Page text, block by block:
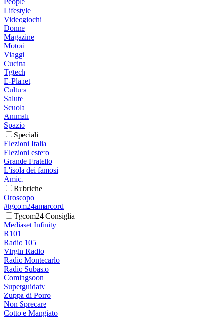
People
Lifestyle
Videogiochi
Donne
Magazine
Motori
Viaggi
Cucina
Tgtech
E-Planet
Cultura
Salute
Scuola
Animali
Spazio
Speciali
Elezioni Italia
Elezioni estero
Grande Fratello
L'isola dei famosi
Amici
Rubriche
Oroscopo
#tgcom24amarcord
Tgcom24 Consiglia
Mediaset Infinity
R101
Radio 105
Virgin Radio
Radio Montecarlo
Radio Subasio
Comingsoon
Superguidatv
Zuppa di Porro
Non Sprecare
Cotto e Mangiato